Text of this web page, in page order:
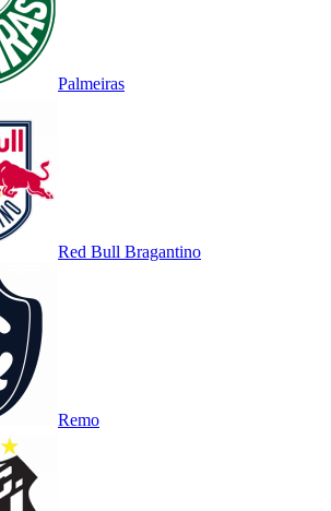
Palmeiras
Red Bull Bragantino
Remo